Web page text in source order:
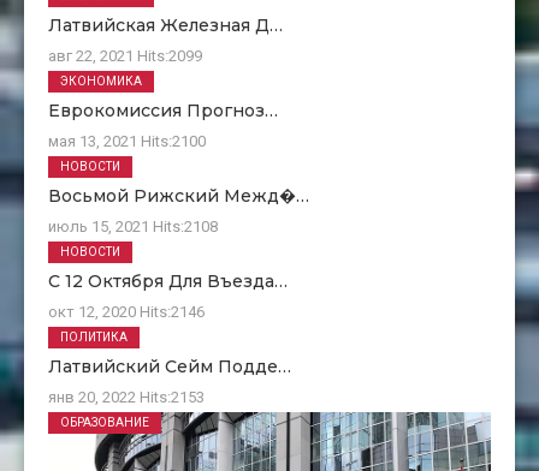
Латвийская Железная Д…
авг 22, 2021 Hits:2099
Еврокомиссия Прогноз…
мая 13, 2021 Hits:2100
ЭКОНОМИКА
Восьмой Рижский Межд�…
июль 15, 2021 Hits:2108
НОВОСТИ
С 12 Октября Для Въезда…
окт 12, 2020 Hits:2146
НОВОСТИ
Латвийский Сейм Подде…
янв 20, 2022 Hits:2153
ПОЛИТИКА
ОБРАЗОВАНИЕ